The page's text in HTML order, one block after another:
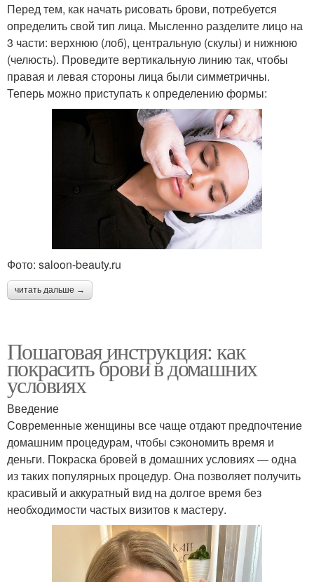
Перед тем, как начать рисовать брови, потребуется
определить свой тип лица. Мысленно разделите лицо на
3 части: верхнюю (лоб), центральную (скулы) и нижнюю
(челюсть). Проведите вертикальную линию так, чтобы
правая и левая стороны лица были симметричны.
Теперь можно приступать к определению формы:
Фото: saloon-beauty.ru
читать дальше →
Пошаговая инструкция: как
покрасить брови в домашних
условиях
Введение
Современные женщины все чаще отдают предпочтение
домашним процедурам, чтобы сэкономить время и
деньги. Покраска бровей в домашних условиях — одна
из таких популярных процедур. Она позволяет получить
красивый и аккуратный вид на долгое время без
необходимости частых визитов к мастеру.